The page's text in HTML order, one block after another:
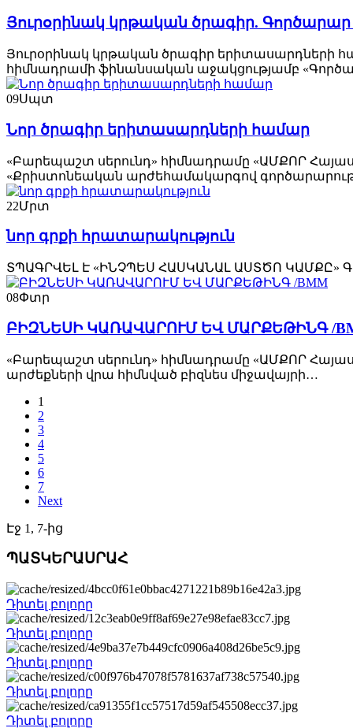
Յուրօրինակ կրթական ծրագիր. Գործարար
Յուրօրինակ կրթական ծրագիր երիտասարդների
հիմնադրամի ֆինանսական աջակցությամբ
09Սպտ
Նոր ծրագիր երիտասարդների համար
«Բարեպաշտ սերունդ» հիմնադրամը «ԱՄՔՈՐ
«Քրիստոնեական արժեհամակարգով
22Մրտ
նոր գրքի հրատարակություն
ՏՊԱԳՐՎԵԼ Է «ԻՆՉՊԵՍ ՀԱՍԿԱՆԱԼ ԱՍՏԾՈ ԿԱՄՔԸ»
08Փտր
ԲԻԶՆԵՍԻ ԿԱՌԱՎԱՐՈՒՄ ԵՎ ՄԱՐՔԵԹԻՆԳ /
«Բարեպաշտ սերունդ» հիմնադրամը «ԱՄՔՈՐ
արժեքների վրա հիմնված բիզնես միջավայրի…
1
2
3
4
5
6
7
Next
Էջ 1, 7-ից
ՊԱՏԿԵՐԱՍՐԱՀ
Դիտել բոլորը
Դիտել բոլորը
Դիտել բոլորը
Դիտել բոլորը
Դիտել բոլորը